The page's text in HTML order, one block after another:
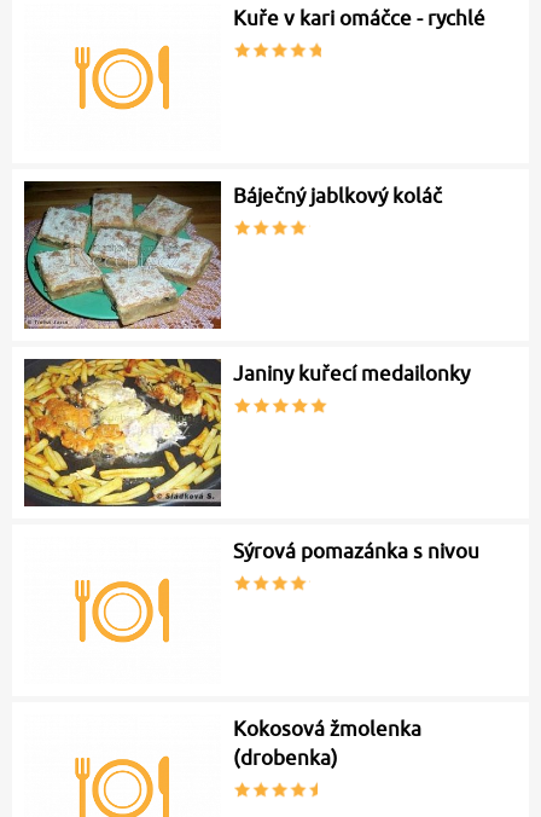
Kuře v kari omáčce - rychlé
Báječný jablkový koláč
Janiny kuřecí medailonky
Sýrová pomazánka s nivou
Kokosová žmolenka
(drobenka)